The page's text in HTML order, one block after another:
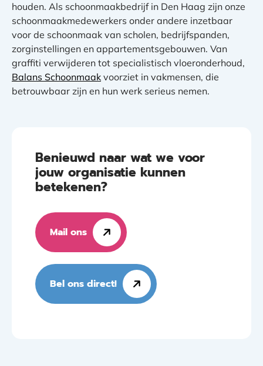
houden. Als schoonmaakbedrijf in Den Haag zijn onze
schoonmaakmedewerkers onder andere inzetbaar
voor de schoonmaak van scholen, bedrijfspanden,
zorginstellingen en appartementsgebouwen. Van
graffiti verwijderen tot specialistisch vloeronderhoud,
Balans Schoonmaak voorziet in vakmensen, die
betrouwbaar zijn en hun werk serieus nemen.
Benieuwd naar wat we voor
jouw organisatie kunnen
betekenen?
Mail ons
Bel ons direct!